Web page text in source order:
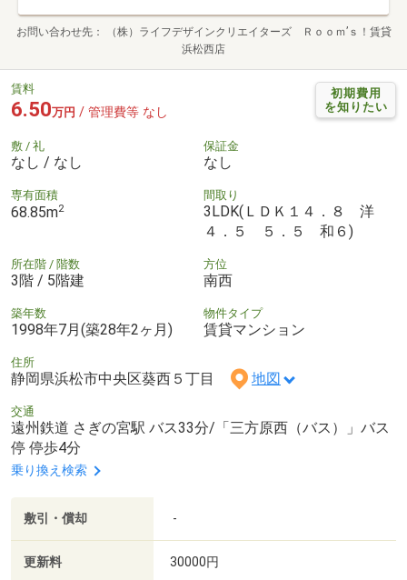
お問い合わせ先
（株）ライフデザインクリエイターズ Ｒｏｏｍ’ｓ！賃貸
浜松西店
初期費用
を知りたい
賃料
6.50万円 / 管理費等 なし
敷 / 礼
なし / なし
保証金
なし
専有面積
68.85m2
間取り
3LDK(ＬＤＫ１４．８ 洋
４．５ ５．５ 和６)
所在階 / 階数
3階 / 5階建
方位
南西
築年数
1998年7月(築28年2ヶ月)
物件タイプ
賃貸マンション
住所
静岡県浜松市中央区葵西５丁目 地図
交通
遠州鉄道 さぎの宮駅 バス33分/「三方原西（バス）」バス
停 停歩4分
乗り換え検索
敷引・償却 -
更新料 30000円